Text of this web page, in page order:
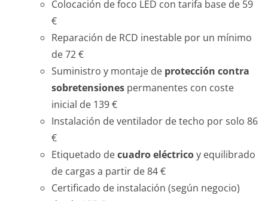
Colocación de foco LED con tarifa base de 59
€
Reparación de RCD inestable por un mínimo
de 72 €
Suministro y montaje de protección contra
sobretensiones permanentes con coste
inicial de 139 €
Instalación de ventilador de techo por solo 86
€
Etiquetado decuadro eléctricoy equilibrado
de cargas a partir de 84 €
Certificado de instalación (según negocio)